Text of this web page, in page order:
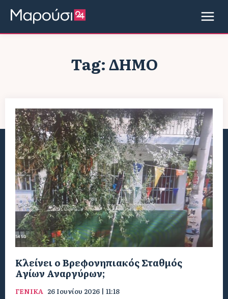
Tag:ΔΉΜΟ
Κλείνει ο Βρεφονηπιακός Σταθμός
Αγίων Αναργύρων;
ΓΕΝΙΚΑ 26 Ιουνίου 2026 | 11:18